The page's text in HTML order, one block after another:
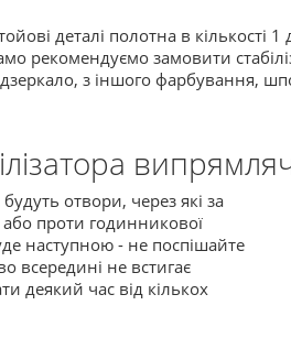
деталі полотна в кількості
рекомендуємо замовити
з іншого фарбування,
отвори, через які за
проти годинникової
наступною - не поспішайте
всередині не встигає
деякий час від кількох